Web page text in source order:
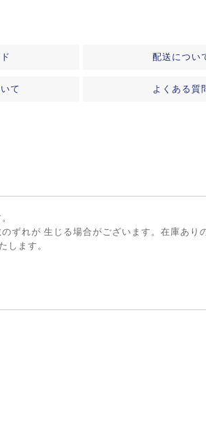
配送につい
て よくある質
ずれが 生じる場合がございます。在庫あり
します。